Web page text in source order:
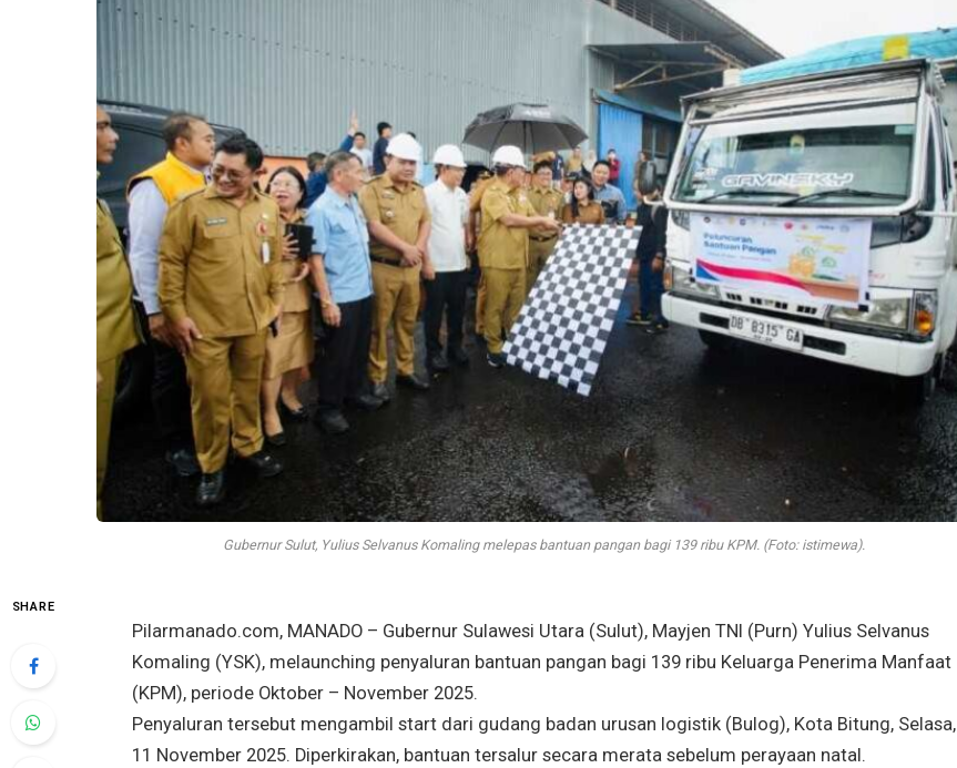
Gubernur Sulut, Yulius Selvanus Komaling melepas bantuan pangan bagi 139 ribu KPM. (Foto: istimewa).
SHARE
Pilarmanado.com, MANADO – Gubernur Sulawesi Utara (Sulut), Mayjen TNI (Purn) Yulius Selvanus
Komaling (YSK), melaunching penyaluran bantuan pangan bagi 139 ribu Keluarga Penerima Manfaat
(KPM), periode Oktober – November 2025.
Penyaluran tersebut mengambil start dari gudang badan urusan logistik (Bulog), Kota Bitung, Selasa,
11 November 2025. Diperkirakan, bantuan tersalur secara merata sebelum perayaan natal.